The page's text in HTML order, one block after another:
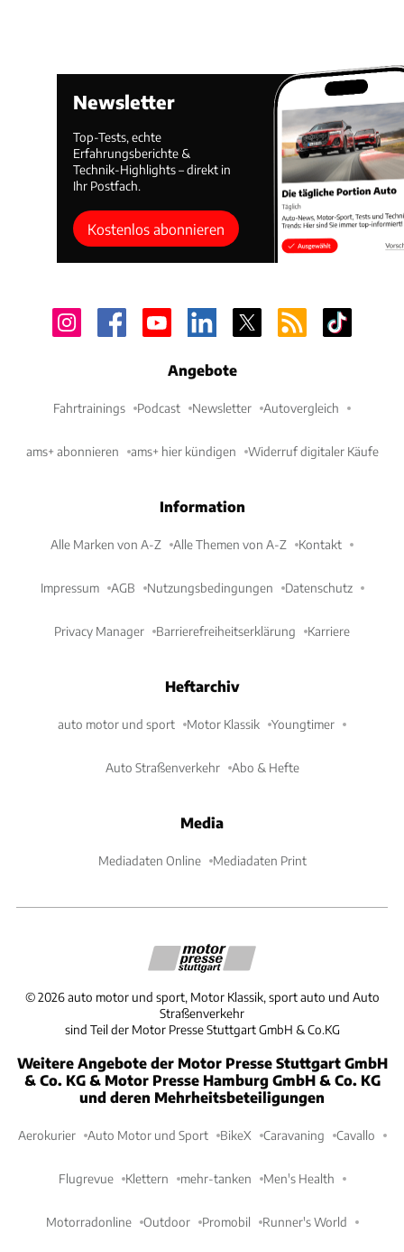
Newsletter
Top-Tests, echte
Erfahrungsberichte &
Technik-Highlights – direkt in
Ihr Postfach.
Kostenlos abonnieren
Angebote
Fahrtrainings Podcast Newsletter Autovergleich
ams+ abonnieren ams+ hier kündigen Widerruf digitaler Käufe
Information
Alle Marken von A-Z Alle Themen von A-Z Kontakt
Impressum AGB Nutzungsbedingungen Datenschutz
Privacy Manager Barrierefreiheitserklärung Karriere
Heftarchiv
auto motor und sport Motor Klassik Youngtimer
Auto Straßenverkehr Abo & Hefte
Media
Mediadaten Online Mediadaten Print
©2026 auto motor und sport, Motor Klassik, sport auto und Auto
Straßenverkehr
sind Teil der Motor Presse Stuttgart GmbH & Co.KG
Weitere Angebote der Motor Presse Stuttgart GmbH
& Co. KG & Motor Presse Hamburg GmbH & Co. KG
und deren Mehrheitsbeteiligungen
Aerokurier Auto Motor und Sport BikeX Caravaning Cavallo
Flugrevue Klettern mehr-tanken Men's Health
Motorradonline Outdoor Promobil Runner's World